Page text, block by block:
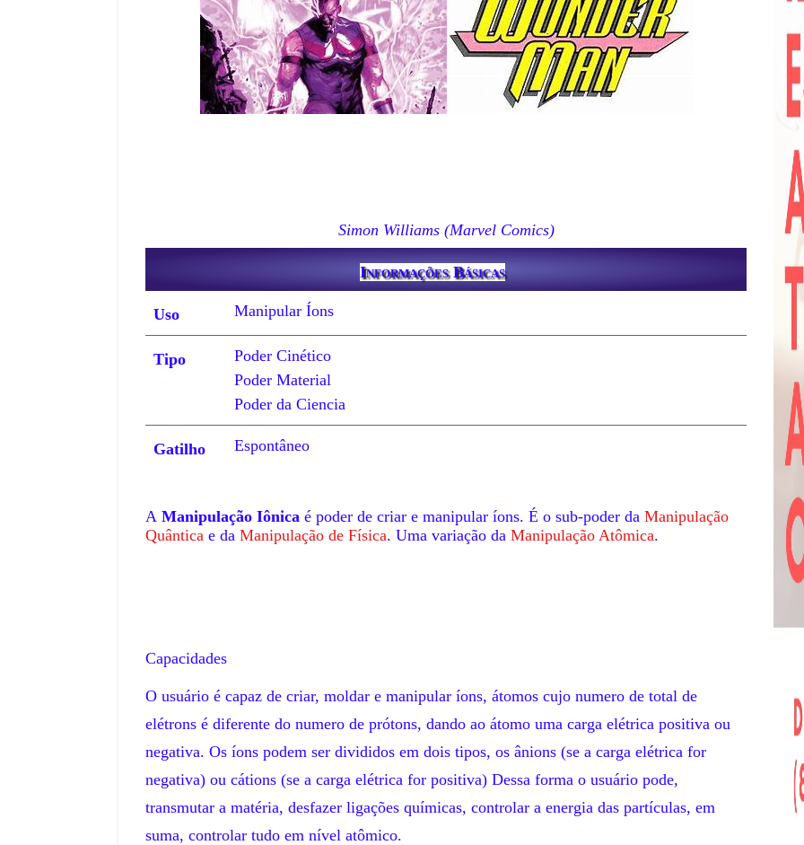
Simon Williams (Marvel Comics)
Informações Básicas
Uso Manipular Íons
Tipo
Poder Cinético
Poder Material
Poder da Ciencia
Gatilho Espontâneo
A Manipulação Iônica é poder de criar e manipular íons. É o sub-poder da Manipulação
Quântica e da Manipulação de Física. Uma variação da Manipulação Atômica.
Capacidades
O usuário é capaz de criar, moldar e manipular íons, átomos cujo numero de total de
elétrons é diferente do numero de prótons, dando ao átomo uma carga elétrica positiva ou
negativa. Os íons podem ser divididos em dois tipos, os ânions (se a carga elétrica for
negativa) ou cátions (se a carga elétrica for positiva) Dessa forma o usuário pode,
transmutar a matéria, desfazer ligações químicas, controlar a energia das partículas, em
suma, controlar tudo em nível atômico.